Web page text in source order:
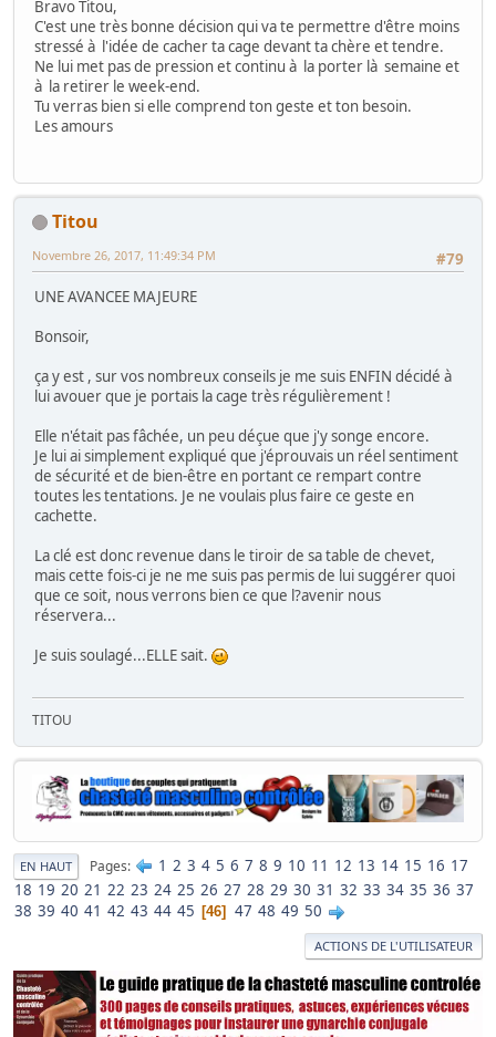
Bravo Titou,
C'est une très bonne décision qui va te permettre d'être moins
stressé à l'idée de cacher ta cage devant ta chère et tendre.
Ne lui met pas de pression et continu à la porter là semaine et
à la retirer le week-end.
Tu verras bien si elle comprend ton geste et ton besoin.
Les amours
Titou
#79
Novembre 26, 2017, 11:49:34 PM
UNE AVANCEE MAJEURE
Bonsoir,
ça y est , sur vos nombreux conseils je me suis ENFIN décidé à
lui avouer que je portais la cage très régulièrement !
Elle n'était pas fâchée, un peu déçue que j'y songe encore.
Je lui ai simplement expliqué que j'éprouvais un réel sentiment
de sécurité et de bien-être en portant ce rempart contre
toutes les tentations. Je ne voulais plus faire ce geste en
cachette.
La clé est donc revenue dans le tiroir de sa table de chevet,
mais cette fois-ci je ne me suis pas permis de lui suggérer quoi
que ce soit, nous verrons bien ce que l?avenir nous
réservera...
Je suis soulagé...ELLE sait.
TITOU
EN HAUT Pages 1 2 3 4 5 6 7 8 9 10 11 12 13 14 15 16 17
18 19 20 21 22 23 24 25 26 27 28 29 30 31 32 33 34 35 36 37
38 39 40 41 42 43 44 45 46 47 48 49 50
ACTIONS DE L'UTILISATEUR